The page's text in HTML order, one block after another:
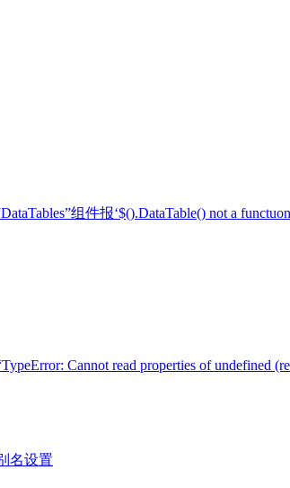
组件报‘$().DataTable() not a
Cannot read properties of undefined
名设置